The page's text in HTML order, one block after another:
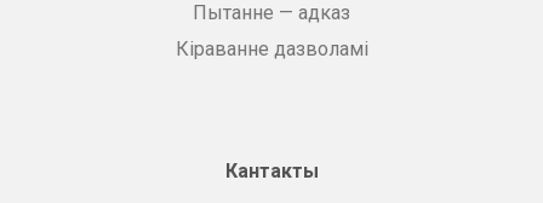
Пытанне — адказ
Кіраванне дазволамі
Кантакты